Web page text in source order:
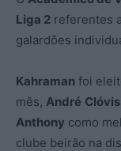
Liga 2 referentes
galardões
Kahraman foi
mês, André Clóvis
Anthony como
clube beirão na